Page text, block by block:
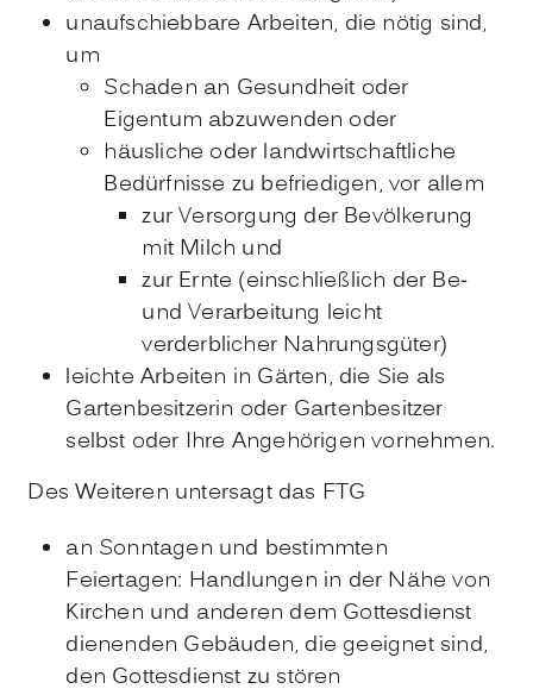
unaufschiebbare Arbeiten, die nötig sind,
um
Schaden an Gesundheit oder
Eigentum abzuwenden oder
häusliche oder landwirtschaftliche
Bedürfnisse zu befriedigen, vor allem
zur Versorgung der Bevölkerung
mit Milch und
zur Ernte (einschließlich der Be-
und Verarbeitung leicht
verderblicher Nahrungsgüter)
leichte Arbeiten in Gärten, die Sie als
Gartenbesitzerin oder Gartenbesitzer
selbst oder Ihre Angehörigen vornehmen.
Des Weiteren untersagt das FTG
an Sonntagen und bestimmten
Feiertagen: Handlungen in der Nähe von
Kirchen und anderen dem Gottesdienst
dienenden Gebäuden, die geeignet sind,
den Gottesdienst zu stören